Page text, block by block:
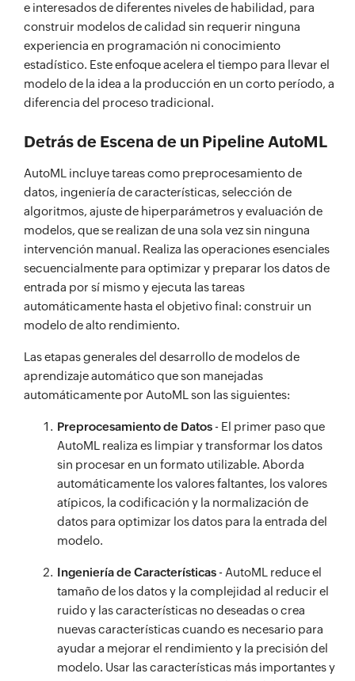
e interesados de diferentes niveles de habilidad, para
construir modelos de calidad sin requerir ninguna
experiencia en programación ni conocimiento
estadístico. Este enfoque acelera el tiempo para llevar el
modelo de la idea a la producción en un corto período, a
diferencia del proceso tradicional.
Detrás de Escena de un Pipeline AutoML
AutoML incluye tareas como preprocesamiento de
datos, ingeniería de características, selección de
algoritmos, ajuste de hiperparámetros y evaluación de
modelos, que se realizan de una sola vez sin ninguna
intervención manual. Realiza las operaciones esenciales
secuencialmente para optimizar y preparar los datos de
entrada por sí mismo y ejecuta las tareas
automáticamente hasta el objetivo final: construir un
modelo de alto rendimiento.
Las etapas generales del desarrollo de modelos de
aprendizaje automático que son manejadas
automáticamente por AutoML son las siguientes:
Preprocesamiento de Datos- El primer paso que
AutoML realiza es limpiar y transformar los datos
sin procesar en un formato utilizable. Aborda
automáticamente los valores faltantes, los valores
atípicos, la codificación y la normalización de
datos para optimizar los datos para la entrada del
modelo.
Ingeniería de Características- AutoML reduce el
tamaño de los datos y la complejidad al reducir el
ruido y las características no deseadas o crea
nuevas características cuando es necesario para
ayudar a mejorar el rendimiento y la precisión del
modelo. Usar las características más importantes y